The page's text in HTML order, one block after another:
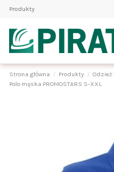
Produkty
Strona główna Produkty Odzież
Polo męska PROMOSTARS S-XXL